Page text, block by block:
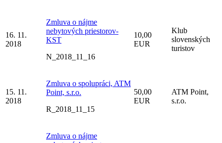
16. 11.
2018
Zmluva o nájme
nebytových priestorov-
KST
N_2018_11_16
10,00
EUR
Klub
slovenských
turistov
15. 11.
2018
Zmluva o spolupráci, ATM
Point, s.r.o.
R_2018_11_15
50,00
EUR
ATM Point,
s.r.o.
Zmluva o nájme